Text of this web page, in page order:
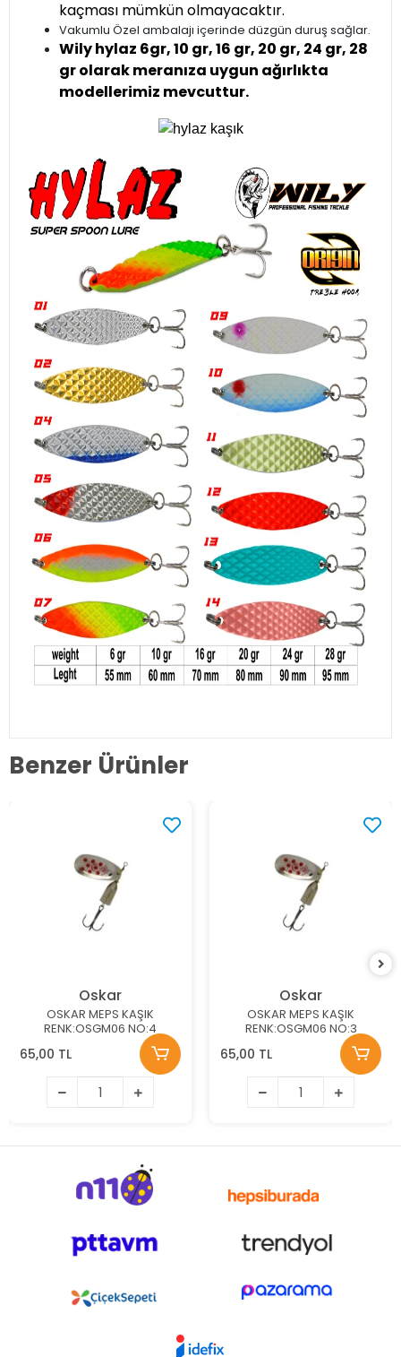
kaçması mümkün olmayacaktır.
Vakumlu Özel ambalajı içerinde düzgün duruş sağlar.
Wily hylaz 6gr, 10 gr, 16 gr, 20 gr, 24 gr, 28
gr olarak meranıza uygun ağırlıkta
modellerimiz mevcuttur.
Benzer Ürünler
Oskar
OSKAR MEPS KAŞIK
RENK:OSGM06 NO:4
65,00 TL
Oskar
OSKAR MEPS KAŞIK
RENK:OSGM06 NO:3
65,00 TL